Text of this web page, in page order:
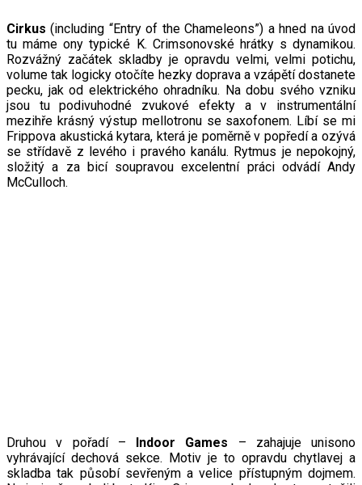
Cirkus (including “Entry of the Chameleons”) a hned na úvod
tu máme ony typické K. Crimsonovské hrátky s dynamikou.
Rozvážný začátek skladby je opravdu velmi, velmi potichu,
volume tak logicky otočíte hezky doprava a vzápětí dostanete
pecku, jak od elektrického ohradníku. Na dobu svého vzniku
jsou tu podivuhodné zvukové efekty a v instrumentální
mezihře krásný výstup mellotronu se saxofonem. Líbí se mi
Frippova akustická kytara, která je poměrně v popředí a ozývá
se střídavě z levého i pravého kanálu. Rytmus je nepokojný,
složitý a za bicí soupravou excelentní práci odvádí Andy
McCulloch.
Druhou v pořadí – Indoor Games – zahajuje unisono
vyhrávající dechová sekce. Motiv je to opravdu chytlavej a
skladba tak působí sevřeným a velice přístupným dojmem.